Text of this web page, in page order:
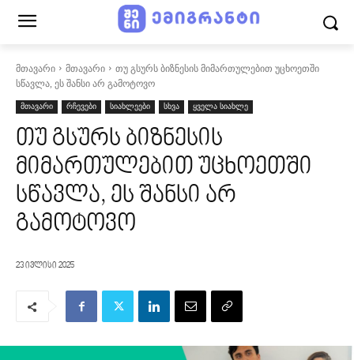
მთავარი მთავარი
თუ გსურს ბიზნესის მიმართულებით უცხოეთში
სწავლა, ეს შანსი არ გამოტოვო
მთავარი რჩევები სიახლეები სხვა ყველა სიახლე
თუ გსურს ბიზნესის
მიმართულებით უცხოეთში
სწავლა, ეს შანსი არ
გამოტოვო
23 ივლისი 2025